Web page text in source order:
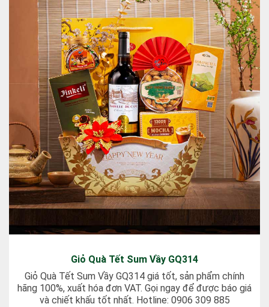
Giỏ Quà Tết Sum Vầy GQ314
Giỏ Quà Tết Sum Vầy GQ314 giá tốt, sản phẩm chính
hãng 100%, xuất hóa đơn VAT. Gọi ngay để được báo giá
và chiết khấu tốt nhất. Hotline: 0906 309 885